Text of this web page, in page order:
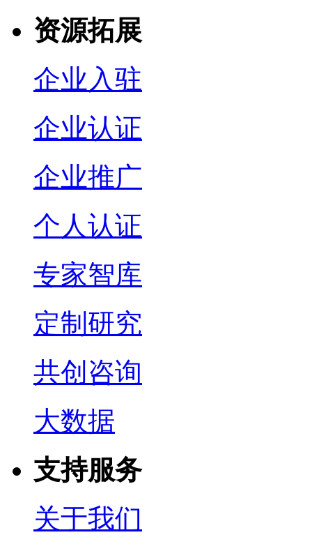
资源拓展
企业入驻
企业认证
企业推广
个人认证
专家智库
定制研究
共创咨询
大数据
支持服务
关于我们